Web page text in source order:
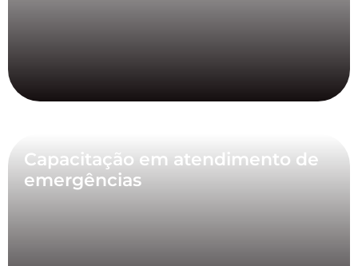
Capacitação em atendimento de
emergências